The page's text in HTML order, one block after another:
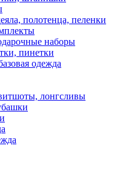
полотенца, пеленки
наборы
пинетки
одежда
лонгсливы